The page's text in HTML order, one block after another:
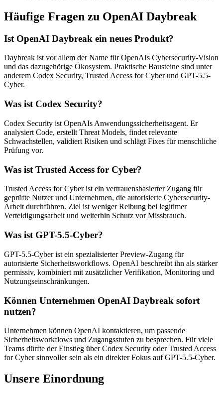
Häufige Fragen zu OpenAI Daybreak
Ist OpenAI Daybreak ein neues Produkt?
Daybreak ist vor allem der Name für OpenAIs Cybersecurity-Vision
und das dazugehörige Ökosystem. Praktische Bausteine sind unter
anderem Codex Security, Trusted Access for Cyber und GPT-5.5-
Cyber.
Was ist Codex Security?
Codex Security ist OpenAIs Anwendungssicherheitsagent. Er
analysiert Code, erstellt Threat Models, findet relevante
Schwachstellen, validiert Risiken und schlägt Fixes für menschliche
Prüfung vor.
Was ist Trusted Access for Cyber?
Trusted Access for Cyber ist ein vertrauensbasierter Zugang für
geprüfte Nutzer und Unternehmen, die autorisierte Cybersecurity-
Arbeit durchführen. Ziel ist weniger Reibung bei legitimer
Verteidigungsarbeit und weiterhin Schutz vor Missbrauch.
Was ist GPT-5.5-Cyber?
GPT-5.5-Cyber ist ein spezialisierter Preview-Zugang für
autorisierte Sicherheitsworkflows. OpenAI beschreibt ihn als stärker
permissiv, kombiniert mit zusätzlicher Verifikation, Monitoring und
Nutzungseinschränkungen.
Können Unternehmen OpenAI Daybreak sofort
nutzen?
Unternehmen können OpenAI kontaktieren, um passende
Sicherheitsworkflows und Zugangsstufen zu besprechen. Für viele
Teams dürfte der Einstieg über Codex Security oder Trusted Access
for Cyber sinnvoller sein als ein direkter Fokus auf GPT-5.5-Cyber.
Unsere Einordnung